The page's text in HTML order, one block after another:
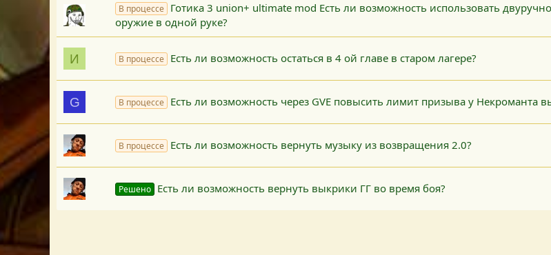
В процессе Готика 3 union+ ultimate mod Есть ли возможность использовать
оружие в одной руке?
И В процессе Есть ли возможность остаться в 4 ой главе в старом лагере?
G В процессе Есть ли возможность через GVE повысить лимит призыва у Некроманта
В процессе Есть ли возможность вернуть музыку из возвращения 2.0?
Решено Есть ли возможность вернуть выкрики ГГ во время боя?